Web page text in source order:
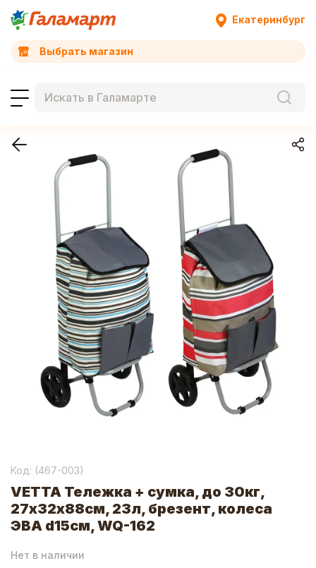
Екатеринбург
Выбрать магазин
Код: (467-003)
VETTA Тележка + сумка, до 30кг,
27х32х88см, 23л, брезент, колеса
ЭВА d15см, WQ-162
Нет в наличии